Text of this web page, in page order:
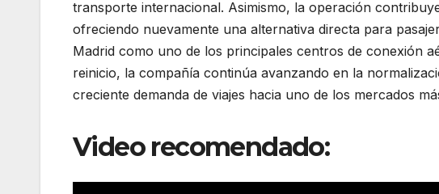
transporte internacional. Asimismo, la operación
ofreciendo nuevamente una alternativa directa para
Madrid como uno de los principales centros de conexión
reinicio, la compañía continúa avanzando en la
creciente demanda de viajes hacia uno de los mercados
Video recomendado: